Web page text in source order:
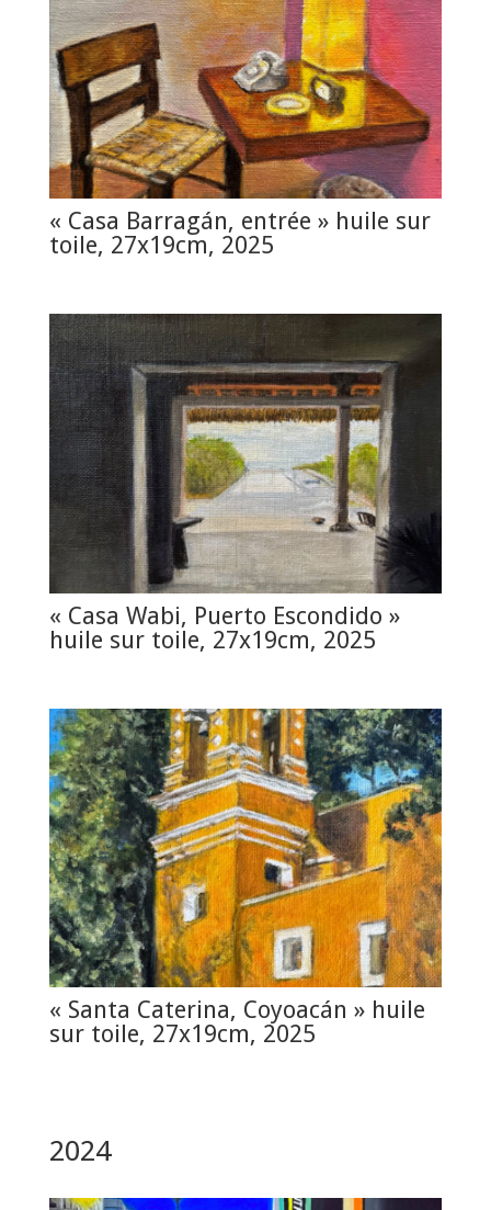
« Casa Barragán, entrée » huile sur
toile, 27x19cm, 2025
« Casa Wabi, Puerto Escondido »
huile sur toile, 27x19cm, 2025
« Santa Caterina, Coyoacán » huile
sur toile, 27x19cm, 2025
2024